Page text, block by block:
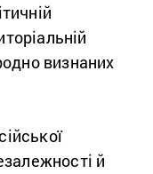
визнаних
й